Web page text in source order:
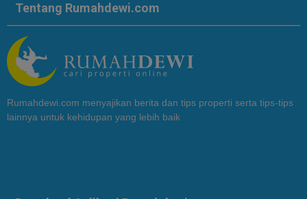
Tentang Rumahdewi.com
Rumahdewi.com menyajikan berita dan tips properti serta tips-tips
lainnya untuk kehidupan yang lebih baik